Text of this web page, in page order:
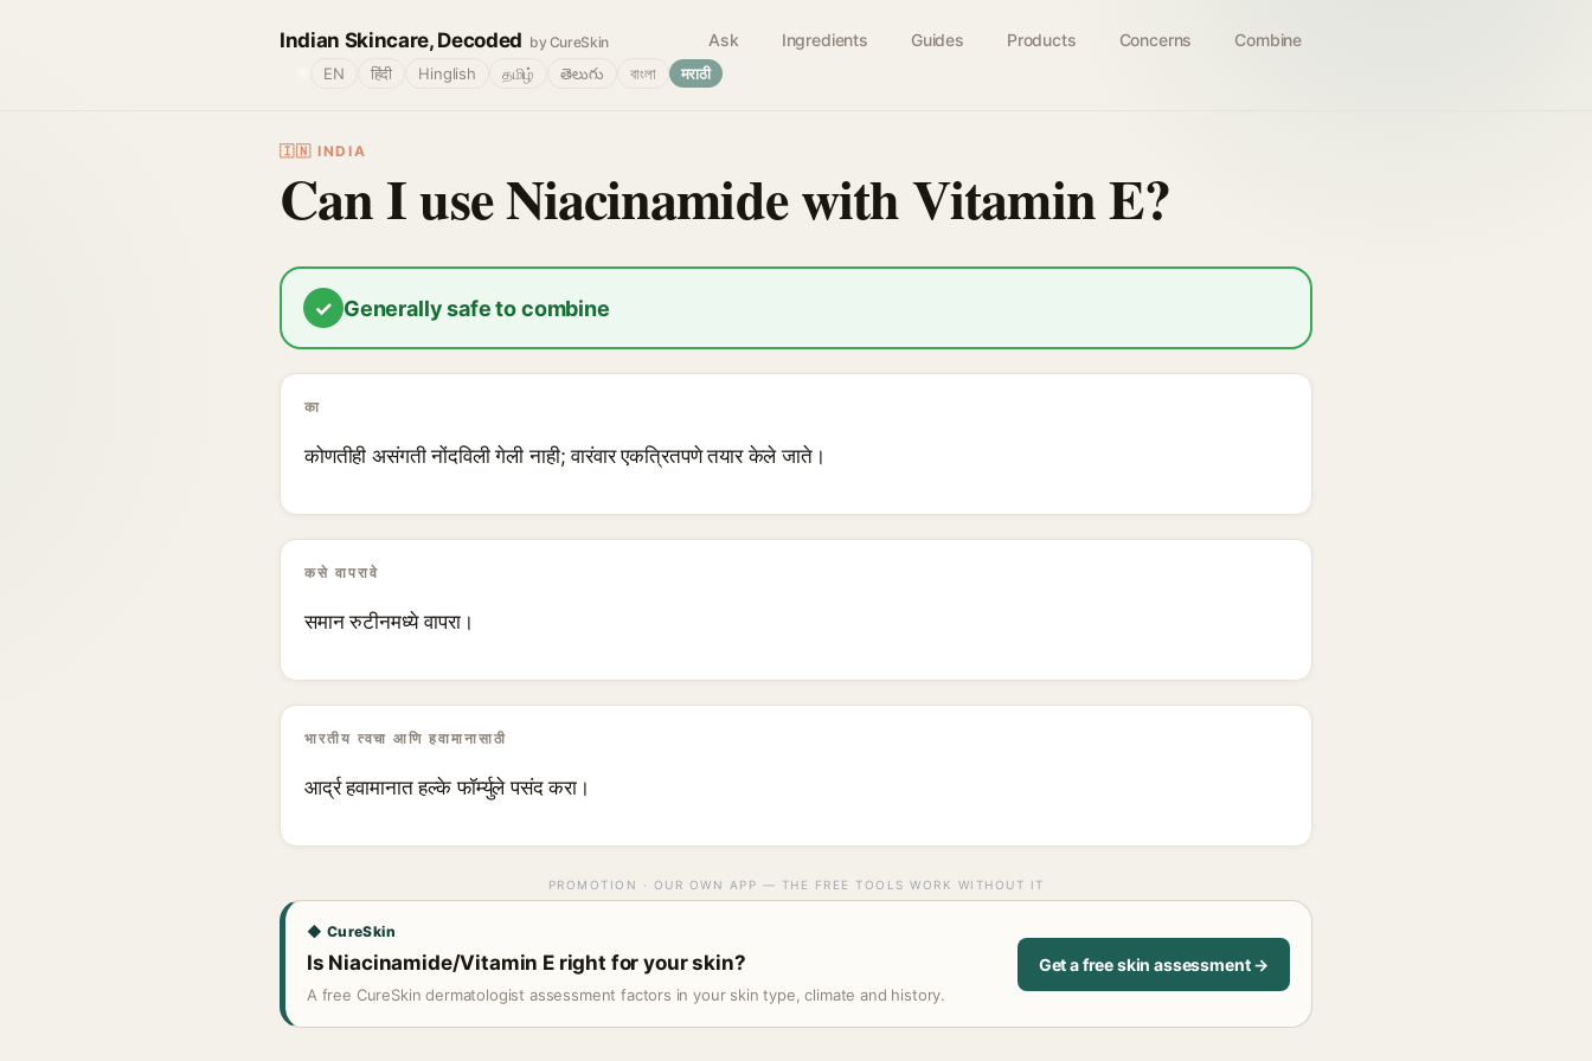
Indian Skincare, Decoded by CureSkin Ask Ingredients Guides Products Concerns Combine
EN हिंदी Hinglish தமிழ் తెలుగు বাংলা मराठी
🇮🇳 INDIA
Can I use Niacinamide with Vitamin E?
✓ Generally safe to combine
का
कोणतीही असंगती नोंदविली गेली नाही; वारंवार एकत्रितपणे तयार केले जाते।
कसे वापरावे
समान रुटीनमध्ये वापरा।
भारतीय त्वचा आणि हवामानासाठी
आर्द्र हवामानात हल्के फॉर्म्युले पसंद करा।
PROMOTION · OUR OWN APP — THE FREE TOOLS WORK WITHOUT IT
◆ CureSkin
Is Niacinamide/Vitamin E right for your skin?
A free CureSkin dermatologist assessment factors in your skin type, climate and history.
Get a free skin assessment →